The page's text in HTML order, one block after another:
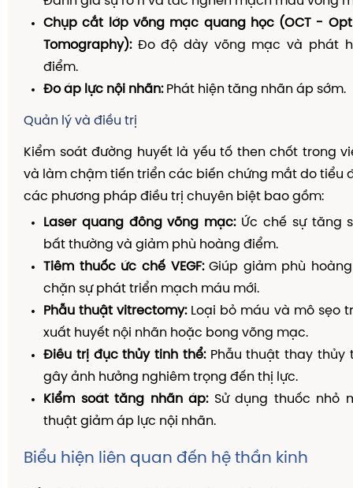
Chụp cắt lớp võng mạc quang học (OCT -
Tomography):Đo độ dày võng mạc và phát
điểm.
Đo áp lực nội nhãn:Phát hiện tăng nhãn áp sớm.
Quản lý và điều trị
Kiểm soát đường huyết là yếu tố then chốt trong
và làm chậm tiến triển các biến chứng mắt do tiểu
các phương pháp điều trị chuyên biệt bao gồm:
Laser quang đông võng mạc:Ức chế sự tăng
bất thường và giảm phù hoàng điểm.
Tiêm thuốc ức chế VEGF:Giúp giảm phù
chặn sự phát triển mạch máu mới.
Phẫu thuật vitrectomy:Loại bỏ máu và mô sẹo
xuất huyết nội nhãn hoặc bong võng mạc.
Điều trị đục thủy tinh thể:Phẫu thuật thay thủy
gây ảnh hưởng nghiêm trọng đến thị lực.
Kiểm soát tăng nhãn áp:Sử dụng thuốc nhỏ
thuật giảm áp lực nội nhãn.
Biểu hiện liên quan đến hệ thần kinh